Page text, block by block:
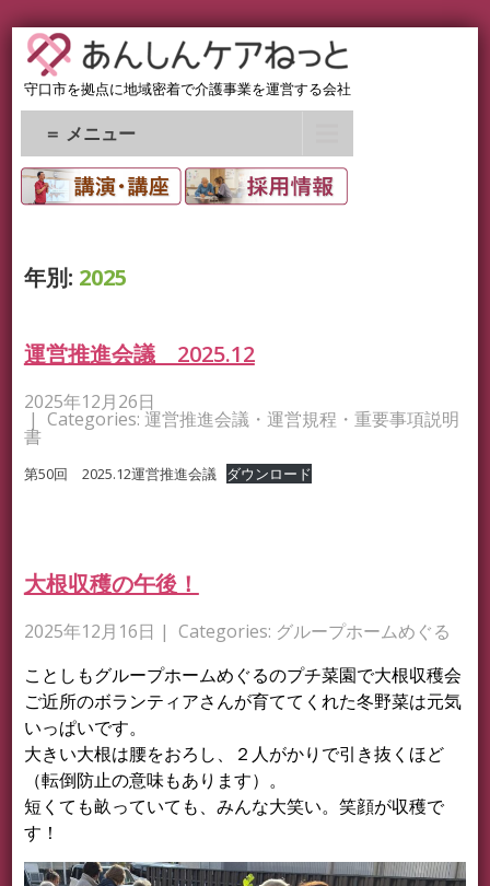
守口市を拠点に地域密着で介護事業を運営する会社
＝ メニュー
年別: 2025
運営推進会議 2025.12
2025年12月26日
| Categories: 運営推進会議・運営規程・重要事項説明
書
第50回 2025.12運営推進会議 ダウンロード
大根収穫の午後！
2025年12月16日 | Categories: グループホームめぐる
ことしもグループホームめぐるのプチ菜園で大根収穫会
ご近所のボランティアさんが育ててくれた冬野菜は元気
いっぱいです。
大きい大根は腰をおろし、２人がかりで引き抜くほど
（転倒防止の意味もあります）。
短くても畝っていても、みんな大笑い。笑顔が収穫で
す！